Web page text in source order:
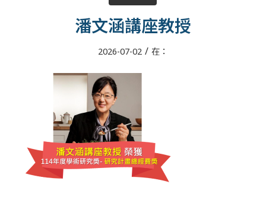
潘文涵講座教授
2026-07-02 / 在：